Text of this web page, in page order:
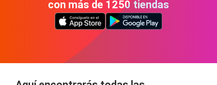
con más de 1250 tiendas